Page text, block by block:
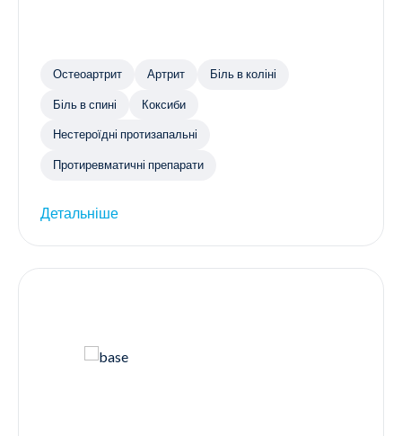
Остеоартрит Артрит Біль в коліні
Біль в спині Коксиби
Нестероїдні протизапальні
Протиревматичні препарати
Детальніше